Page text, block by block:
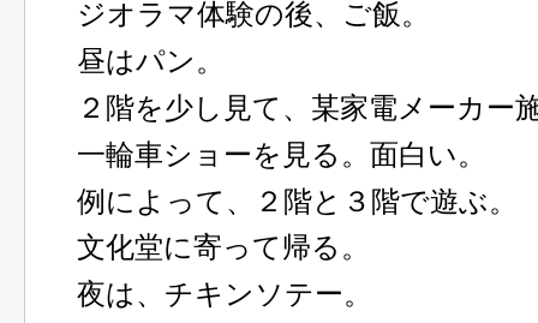
ジオラマ体験の後、ご飯。
昼はパン。
２階を少し見て、某家電メーカー
一輪車ショーを見る。面白い。
例によって、２階と３階で遊ぶ。
文化堂に寄って帰る。
夜は、チキンソテー。